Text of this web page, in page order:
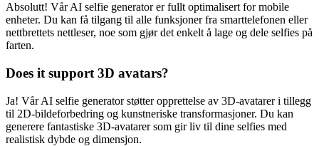
Absolutt! Vår AI selfie generator er fullt optimalisert for mobile
enheter. Du kan få tilgang til alle funksjoner fra smarttelefonen eller
nettbrettets nettleser, noe som gjør det enkelt å lage og dele selfies på
farten.
Does it support 3D avatars?
Ja! Vår AI selfie generator støtter opprettelse av 3D-avatarer i tillegg
til 2D-bildeforbedring og kunstneriske transformasjoner. Du kan
generere fantastiske 3D-avatarer som gir liv til dine selfies med
realistisk dybde og dimensjon.